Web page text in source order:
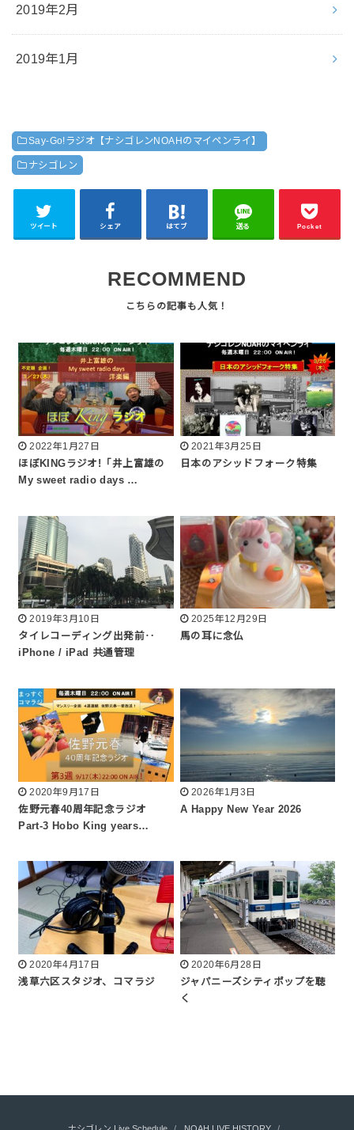
2019年2月
2019年1月
Say-Go!ラジオ【ナシゴレンNOAHのマイペンライ】
ナシゴレン
ツイート シェア はてブ 送る Pocket
RECOMMEND
2022年1月27日
ほぼKINGラジオ!「井上富雄の
My sweet radio days …
2021年3月25日
日本のアシッドフォーク特集
2019年3月10日
タイレコーディング出発前‥
iPhone / iPad 共通管理
2025年12月29日
馬の耳に念仏
2020年9月17日
佐野元春40周年記念ラジオ
Part-3 Hobo King years…
2026年1月3日
A Happy New Year 2026
2020年4月17日
浅草六区スタジオ、コマラジ
2020年6月28日
ジャパニーズシティポップを聴
く